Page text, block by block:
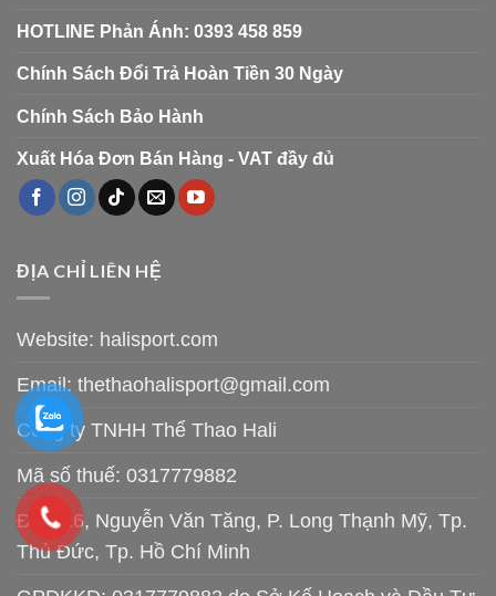
HOTLINE Phản Ánh: 0393 458 859
Chính Sách Đổi Trả Hoàn Tiền 30 Ngày
Chính Sách Bảo Hành
Xuất Hóa Đơn Bán Hàng - VAT đầy đủ
ĐỊA CHỈ LIÊN HỆ
Website: halisport.com
Email: thethaohalisport@gmail.com
Công ty TNHH Thể Thao Hali
Mã số thuế: 0317779882
Đ/C: 26, Nguyễn Văn Tăng, P. Long Thạnh Mỹ, Tp.
Thủ Đức, Tp. Hồ Chí Minh